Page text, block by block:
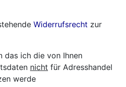
Widerrufsrecht zur
das ich die von Ihnen
nicht für Adresshandel
werde